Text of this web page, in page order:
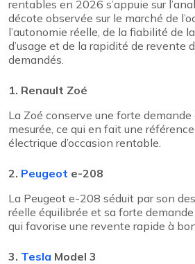
rentables en 2026 s’appuie sur
décote observée sur le marché de
l’autonomie réelle, de la fiabilité de
d’usage et de la rapidité de revente
demandés.
1. Renault Zoé
La Zoé conserve une forte
mesurée, ce qui en fait une
électrique d’occasion rentable.
2. Peugeot e-208
La Peugeot e-208 séduit par son
réelle équilibrée et sa forte
qui favorise une revente rapide à
3. Tesla Model 3